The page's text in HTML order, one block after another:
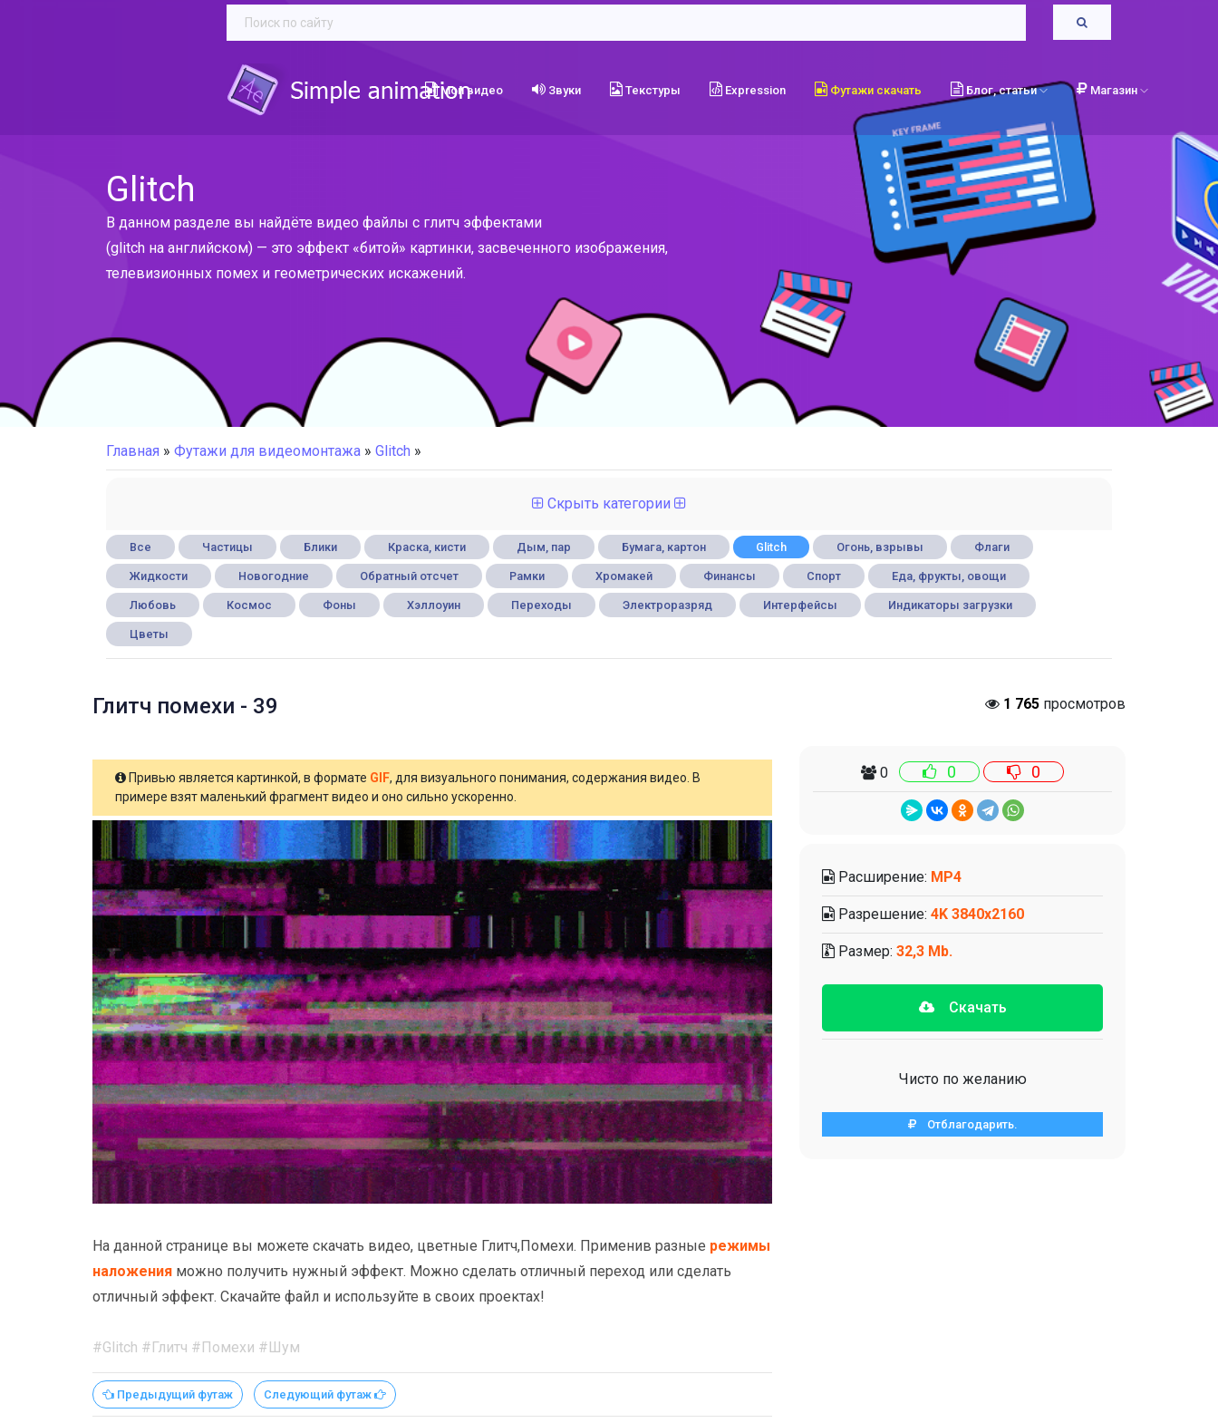
Мои видео Звуки Текстуры Expression Футажи скачать Блог, статьи Магазин
Glitch
В данном разделе вы найдёте видео файлы с глитч эффектами
(glitch на английском) — это эффект «битой» картинки, засвеченного изображения,
телевизионных помех и геометрических искажений.
Главная » Футажи для видеомонтажа » Glitch »
Скрыть категории
Все Частицы Блики Краска, кисти Дым, пар Бумага, картон Glitch Огонь, взрывы Флаги
Жидкости Новогодние Обратный отсчет Рамки Хромакей Финансы Спорт Еда, фрукты, овощи
Любовь Космос Фоны Хэллоуин Переходы Электроразряд Интерфейсы Индикаторы загрузки
Цветы
Глитч помехи - 39 1 765 просмотров
Привью является картинкой, в формате GIF, для визуального понимания, содержания видео. В
примере взят маленький фрагмент видео и оно сильно ускоренно.
На данной странице вы можете скачать видео, цветные Глитч,Помехи. Применив разные режимы
наложения можно получить нужный эффект. Можно сделать отличный переход или сделать
отличный эффект. Скачайте файл и используйте в своих проектах!
#Glitch #Глитч #Помехи #Шум
Предыдущий футаж Следующий футаж
0 0 0
Расширение: MP4
Разрешение: 4K 3840х2160
Размер: 32,3 Mb.
Скачать
Чисто по желанию
Отблагодарить.